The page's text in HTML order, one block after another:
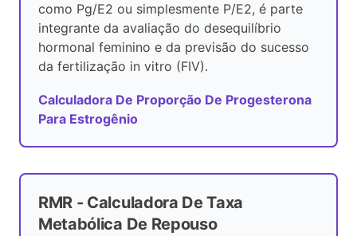
como Pg/E2 ou simplesmente P/E2, é parte
integrante da avaliação do desequilíbrio
hormonal feminino e da previsão do sucesso
da fertilização in vitro (FIV).
Calculadora De Proporção De Progesterona
Para Estrogênio
RMR - Calculadora De Taxa
Metabólica De Repouso